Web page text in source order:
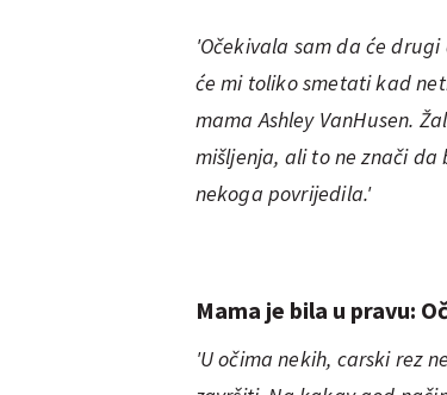
'Očekivala sam da će
će mi toliko smetati kad
mama Ashley VanHusen.
mišljenja, ali to ne znači
nekoga povrijedila.'
Mama je bila u pravu:
'U očima nekih, carski rez